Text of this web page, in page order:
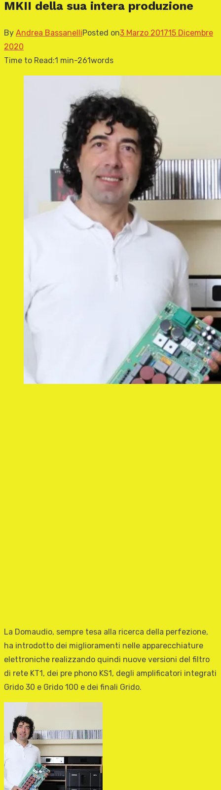
MKII della sua intera produzione
By Andrea BassanelliPosted on3 Marzo 201715 Dicembre
2020
Time to Read:1 min-261words
La Domaudio, sempre tesa alla ricerca della perfezione,
ha introdotto dei miglioramenti nelle apparecchiature
elettroniche realizzando quindi nuove versioni del filtro
di rete KT1, dei pre phono KS1, degli amplificatori integrati
Grido 30 e Grido 100 e dei finali Grido.